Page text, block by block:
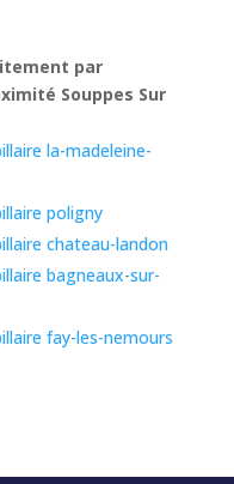
par
Souppes Sur
la-madeleine-
poligny
chateau-landon
bagneaux-sur-
fay-les-nemours